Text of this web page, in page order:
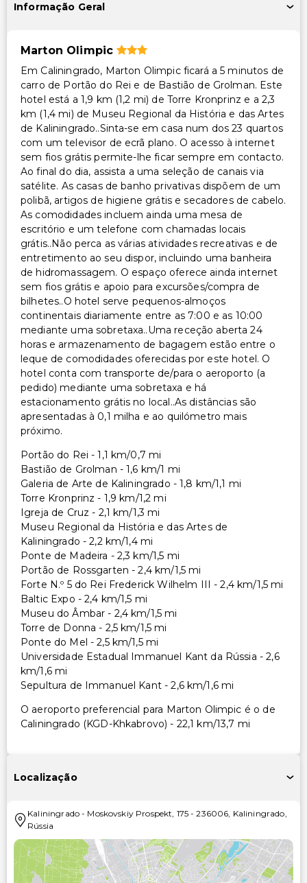
Informação Geral
Marton Olimpic
Em Caliningrado, Marton Olimpic ficará a 5 minutos de
carro de Portão do Rei e de Bastião de Grolman. Este
hotel está a 1,9 km (1,2 mi) de Torre Kronprinz e a 2,3
km (1,4 mi) de Museu Regional da História e das Artes
de Kaliningrado..Sinta-se em casa num dos 23 quartos
com um televisor de ecrã plano. O acesso à internet
sem fios grátis permite-lhe ficar sempre em contacto.
Ao final do dia, assista a uma seleção de canais via
satélite. As casas de banho privativas dispõem de um
polibã, artigos de higiene grátis e secadores de cabelo.
As comodidades incluem ainda uma mesa de
escritório e um telefone com chamadas locais
grátis..Não perca as várias atividades recreativas e de
entretimento ao seu dispor, incluindo uma banheira
de hidromassagem. O espaço oferece ainda internet
sem fios grátis e apoio para excursões/compra de
bilhetes..O hotel serve pequenos-almoços
continentais diariamente entre as 7:00 e as 10:00
mediante uma sobretaxa..Uma receção aberta 24
horas e armazenamento de bagagem estão entre o
leque de comodidades oferecidas por este hotel. O
hotel conta com transporte de/para o aeroporto (a
pedido) mediante uma sobretaxa e há
estacionamento grátis no local..As distâncias são
apresentadas à 0,1 milha e ao quilómetro mais
próximo.
Portão do Rei - 1,1 km/0,7 mi
Bastião de Grolman - 1,6 km/1 mi
Galeria de Arte de Kaliningrado - 1,8 km/1,1 mi
Torre Kronprinz - 1,9 km/1,2 mi
Igreja de Cruz - 2,1 km/1,3 mi
Museu Regional da História e das Artes de
Kaliningrado - 2,2 km/1,4 mi
Ponte de Madeira - 2,3 km/1,5 mi
Portão de Rossgarten - 2,4 km/1,5 mi
Forte N.º 5 do Rei Frederick Wilhelm III - 2,4 km/1,5 mi
Baltic Expo - 2,4 km/1,5 mi
Museu do Âmbar - 2,4 km/1,5 mi
Torre de Donna - 2,5 km/1,5 mi
Ponte do Mel - 2,5 km/1,5 mi
Universidade Estadual Immanuel Kant da Rússia - 2,6
km/1,6 mi
Sepultura de Immanuel Kant - 2,6 km/1,6 mi
O aeroporto preferencial para Marton Olimpic é o de
Caliningrado (KGD-Khkabrovo) - 22,1 km/13,7 mi
Localização
Kaliningrado- Moskovskiy Prospekt, 175 -236006 Kaliningrado
Rússia